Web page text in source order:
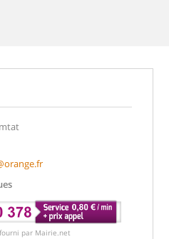
par Mairie.net